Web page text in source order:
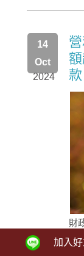
2024
14
Oct
財
律
加入